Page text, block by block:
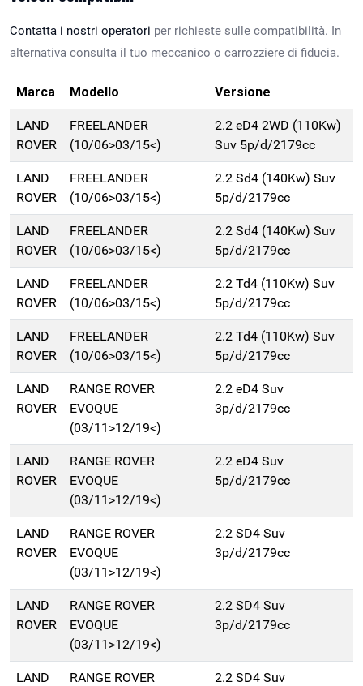
Contatta i nostri operatori per richieste sulle compatibilità. In
alternativa consulta il tuo meccanico o carrozziere di fiducia.
Marca Modello Versione
LAND
ROVER
FREELANDER
(10/06>03/15<)
2.2 eD4 2WD (110Kw)
Suv 5p/d/2179cc
LAND
ROVER
FREELANDER
(10/06>03/15<)
2.2 Sd4 (140Kw) Suv
5p/d/2179cc
LAND
ROVER
FREELANDER
(10/06>03/15<)
2.2 Sd4 (140Kw) Suv
5p/d/2179cc
LAND
ROVER
FREELANDER
(10/06>03/15<)
2.2 Td4 (110Kw) Suv
5p/d/2179cc
LAND
ROVER
FREELANDER
(10/06>03/15<)
2.2 Td4 (110Kw) Suv
5p/d/2179cc
LAND
ROVER
RANGE ROVER
EVOQUE
(03/11>12/19<)
2.2 eD4 Suv
3p/d/2179cc
LAND
ROVER
RANGE ROVER
EVOQUE
(03/11>12/19<)
2.2 eD4 Suv
5p/d/2179cc
LAND
ROVER
RANGE ROVER
EVOQUE
(03/11>12/19<)
2.2 SD4 Suv
3p/d/2179cc
LAND
ROVER
RANGE ROVER
EVOQUE
(03/11>12/19<)
2.2 SD4 Suv
3p/d/2179cc
LAND RANGE ROVER 2.2 SD4 Suv